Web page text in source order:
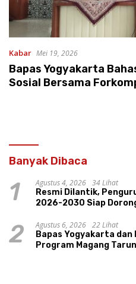
Kabar Mei 19, 2026
Bapas Yogyakarta
Sosial Bersama
Banyak Dibaca
1 Agustus 4, 2026 34 Lihat
Resmi Dilantik,
2026-2030 Siap
2 Agustus 6, 2026 22 Lihat
Bapas Yogyakarta
Program Magang